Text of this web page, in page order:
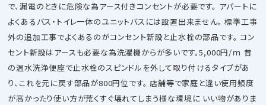
で、漏電のときに危険な為アース付きコンセントが必要です。 アパートに
よくあるバス・トイレ一体のユニットバスには設置出来ません。 標準工事
外の追加工事でよくあるのがコンセント新設と止水栓の部品です。 コン
セント新設はアースも必要な為洗濯機からが多いです。5,000円/ｍ 昔
の温水洗浄便座で止水栓のスピンドルを外して取り付けるタイプがあ
り、これを元に戻す部品が800円位です。 店舗等で家庭と違い使用頻度
が高かったり使い方が荒くすぐ壊れてしまう様な環境に いい物がありま